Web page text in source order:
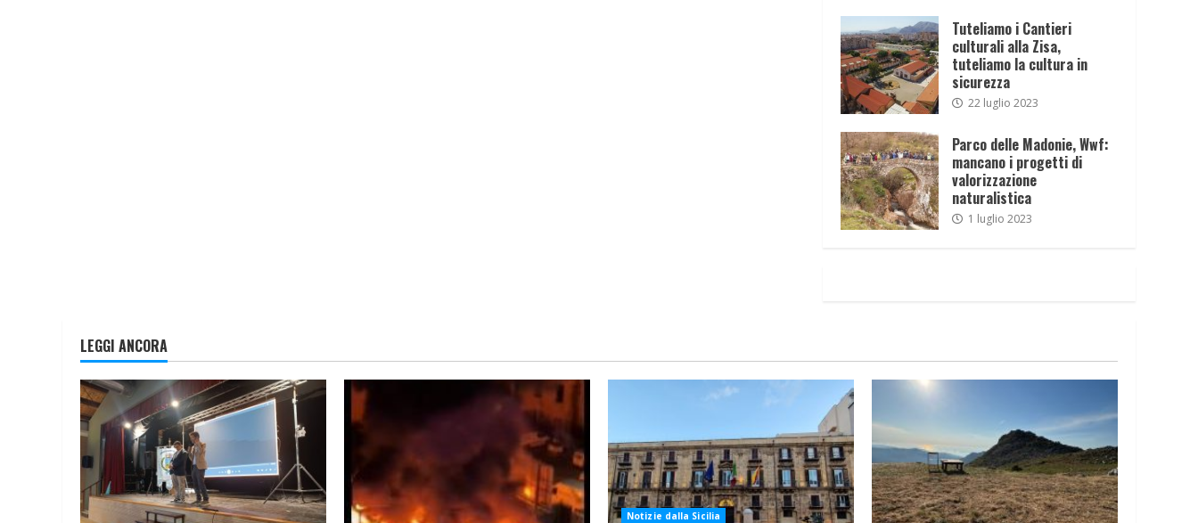
Tuteliamo i Cantieri
culturali alla Zisa,
tuteliamo la cultura in
sicurezza
22 luglio 2023
Parco delle Madonie, Wwf:
mancano i progetti di
valorizzazione
naturalistica
1 luglio 2023
LEGGI ANCORA
Notizie dalla Sicilia